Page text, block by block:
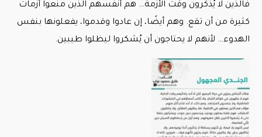
فالذين لا يُذكرون وقت الأزمة… هم أنفسهم الذين منعوا أزمات
كثيرة من أن تقع. وهم أيضًا، إن عادوا وقدموا، يفعلونها بنفس
الهدوء… لأنهم لا يحتاجون أن يُشكروا ليظلوا طيبين.